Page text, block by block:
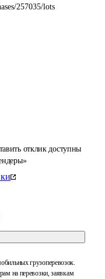
отклик доступны
грузоперевозок.
на перевозки, заявкам
257035/lots